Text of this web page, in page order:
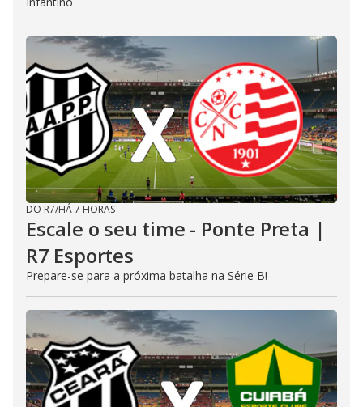
DO R7/HÁ 7 HORAS
Escale o seu time - Ponte Preta |
R7 Esportes
Prepare-se para a próxima batalha na Série B!